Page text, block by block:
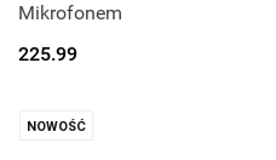
Mikrofonem
225.99
NOWOŚĆ